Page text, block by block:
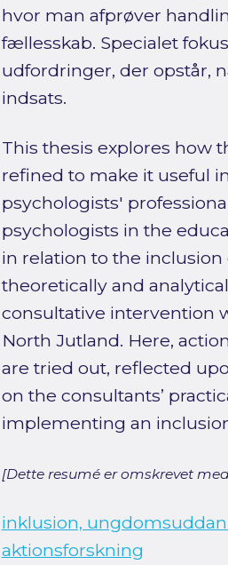
hvor man afprøver
fællesskab. Specialet
udfordringer, der opstår,
indsats.
This thesis explores how
refined to make it useful
psychologists'
psychologists in the
in relation to the inclusion
theoretically and
consultative intervention
North Jutland. Here,
are tried out, reflected
on the consultants’
implementing an
[Dette resumé er omskrevet
inklusion,
aktionsforskning